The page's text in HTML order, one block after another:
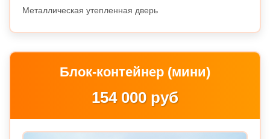
Металлическая утепленная дверь
Блок-контейнер (мини)
154 000 руб